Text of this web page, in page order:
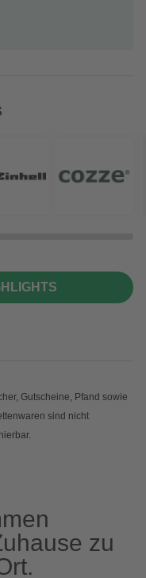
Gutscheine, Pfand sowie
sind nicht
zu